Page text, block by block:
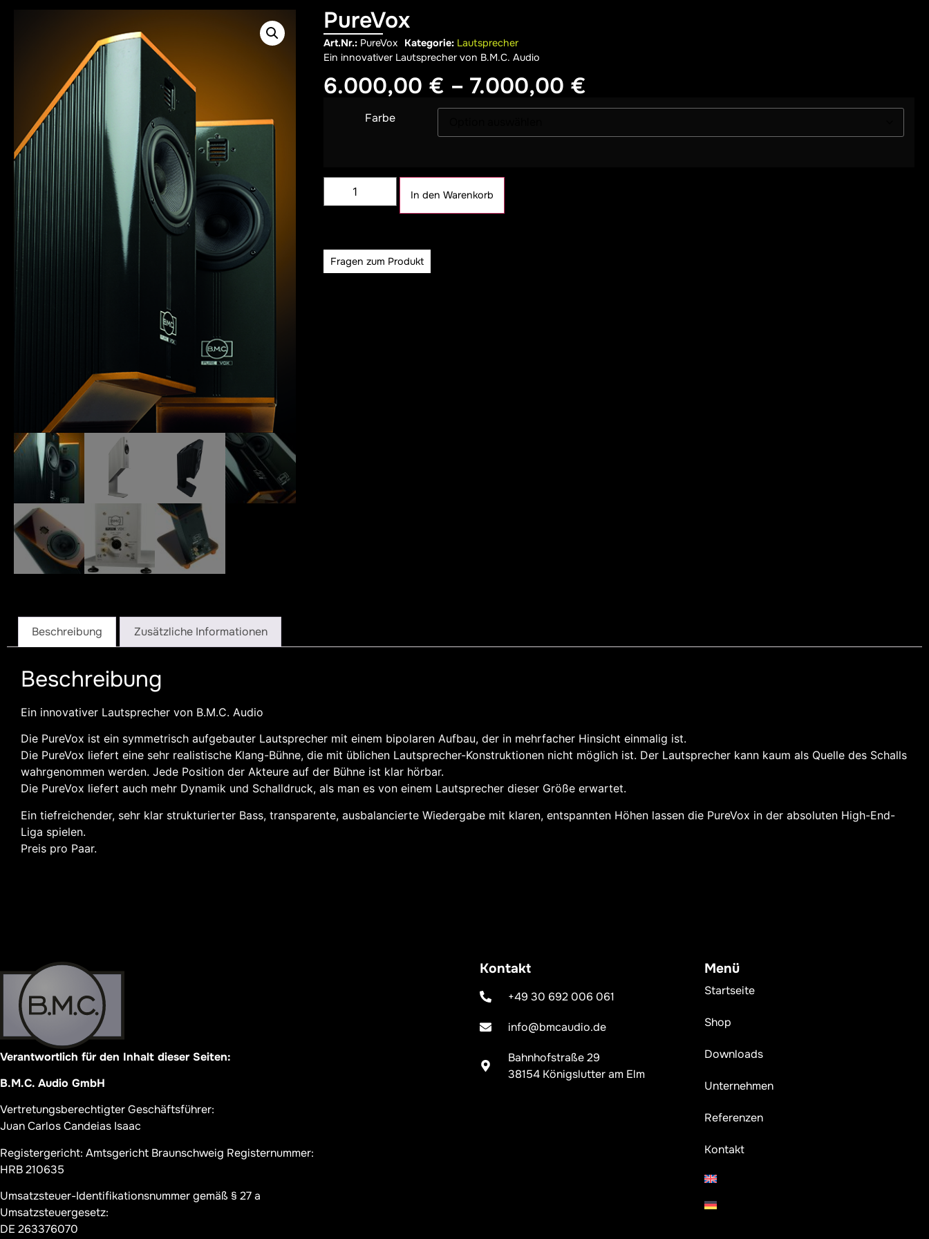
PureVox
Art.Nr.: PureVox Kategorie: Lautsprecher
Ein innovativer Lautsprecher von B.M.C. Audio
6.000,00 € – 7.000,00 €
Farbe
In den Warenkorb
Fragen zum Produkt
Beschreibung Zusätzliche Informationen
Beschreibung
Ein innovativer Lautsprecher von B.M.C. Audio
Die PureVox ist ein symmetrisch aufgebauter Lautsprecher mit einem bipolaren Aufbau, der in mehrfacher Hinsicht einmalig ist.
Die PureVox liefert eine sehr realistische Klang-Bühne, die mit üblichen Lautsprecher-Konstruktionen nicht möglich ist. Der Lautsprecher kann kaum als Quelle des Schalls
wahrgenommen werden. Jede Position der Akteure auf der Bühne ist klar hörbar.
Die PureVox liefert auch mehr Dynamik und Schalldruck, als man es von einem Lautsprecher dieser Größe erwartet.
Ein tiefreichender, sehr klar strukturierter Bass, transparente, ausbalancierte Wiedergabe mit klaren, entspannten Höhen lassen die PureVox in der absoluten High-End-
Liga spielen.
Preis pro Paar.
Verantwortlich für den Inhalt dieser Seiten:
B.M.C. Audio GmbH
Vertretungsberechtigter Geschäftsführer:
Juan Carlos Candeias Isaac
Registergericht: Amtsgericht Braunschweig Registernummer:
HRB 210635
Umsatzsteuer-Identifikationsnummer gemäß § 27 a
Umsatzsteuergesetz:
DE 263376070
Kontakt
+49 30 692 006 061
info@bmcaudio.de
Bahnhofstraße 29
38154 Königslutter am Elm
Menü
Startseite
Shop
Downloads
Unternehmen
Referenzen
Kontakt